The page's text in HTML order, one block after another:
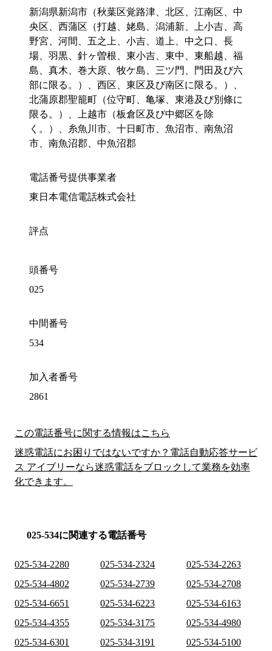
新潟県新潟市（秋葉区覚路津、北区、江南区、中
央区、西蒲区（打越、姥島、潟浦新、上小吉、高
野宮、河間、五之上、小吉、道上、中之口、長
場、羽黒、針ヶ曽根、東小吉、東中、東船越、福
島、真木、巻大原、牧ケ島、三ツ門、門田及び六
部に限る。）、西区、東区及び南区に限る。）、
北蒲原郡聖籠町（位守町、亀塚、東港及び別條に
限る。）、上越市（板倉区及び中郷区を除
く。）、糸魚川市、十日町市、魚沼市、南魚沼
市、南魚沼郡、中魚沼郡
電話番号提供事業者
東日本電信電話株式会社
評点
頭番号
025
中間番号
534
加入者番号
2861
この電話番号に関する情報はこちら
迷惑電話にお困りではないですか？電話自動応答サービ
ス アイブリーなら迷惑電話をブロックして業務を効率
化できます。
025-534に関連する電話番号
025-534-2280 025-534-2324
025-534-2263
025-534-4802
025-534-2739
025-534-2708
025-534-6651
025-534-6223
025-534-6163
025-534-4355
025-534-3175
025-534-4980
025-534-6301
025-534-3191 025-534-5100